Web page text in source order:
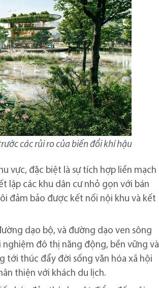
các rủi ro của biến đổi khí hậu
vực, đặc biệt là sự tích hợp liền mạch
lập các khu dân cư nhỏ gọn với bán
đảm bảo được kết nối nội khu và kết
dạo bộ, và đường dạo ven sông
nghiệm đô thị năng động, bền vững và
tới thúc đẩy đời sống văn hóa xã hội
thiện với khách du lịch.